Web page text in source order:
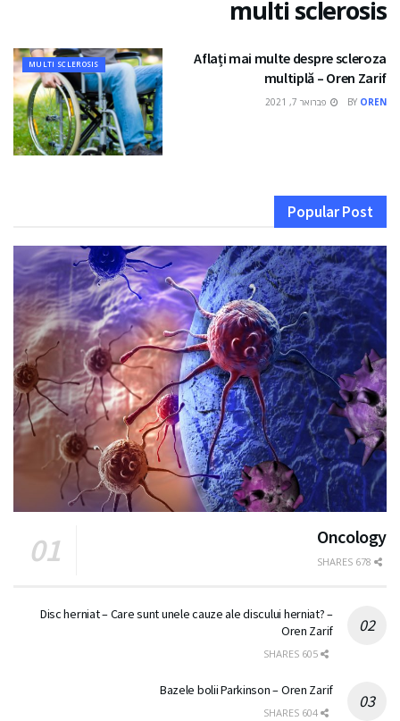
multi sclerosis
MULTI SCLEROSIS
Aflați mai multe despre scleroza
multiplă – Oren Zarif
BY OREN פברואר 7, 2021
Popular Post
Oncology
Disc herniat – Care sunt unele cauze ale discului herniat? –
Oren Zarif
Bazele bolii Parkinson – Oren Zarif